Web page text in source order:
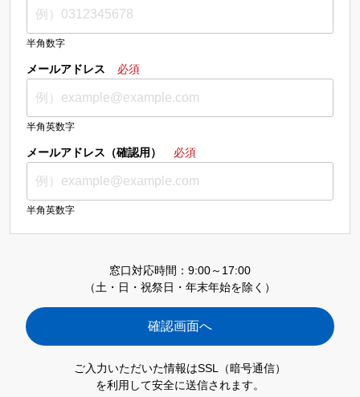
半角数字
メールアドレス 必須
半角英数字
メールアドレス（確認用） 必須
半角英数字
窓口対応時間：9:00～17:00
（土・日・祝祭日・年末年始を除く）
ご入力いただいた情報はSSL（暗号通信）
を利用して安全に送信されます。